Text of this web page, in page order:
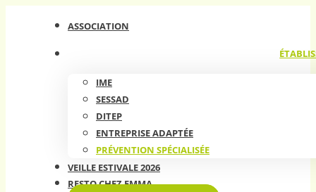
ASSOCIATION
IME
SESSAD
DITEP
ENTREPRISE ADAPTÉE
PRÉVENTION SPÉCIALISÉE
VEILLE ESTIVALE 2026
RESTO CHEZ EMMA